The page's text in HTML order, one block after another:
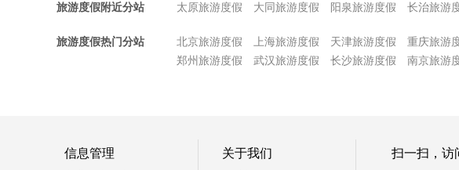
旅游度假附近分站 太原旅游度假 大同旅游度假 阳泉旅游度假 长治旅游
旅游度假热门分站 北京旅游度假 上海旅游度假 天津旅游度假 重庆旅游
郑州旅游度假
武汉旅游度假 长沙旅游度假 南京旅游
信息管理 关于我们 扫一扫，访